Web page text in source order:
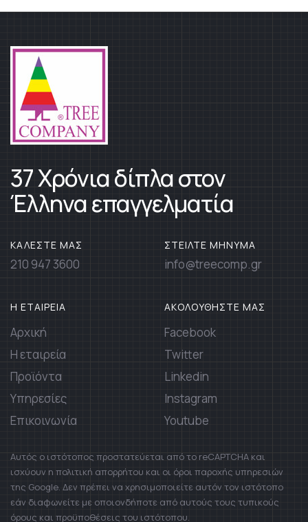
37 Χρόνια δίπλα στον
Έλληνα επαγγελματία
ΚΑΛΕΣΤΕ ΜΑΣ
210 947 3600
ΣΤΕΙΛΤΕ ΜΗΝΥΜΑ
info@treecomp.gr
Η ΕΤΑΙΡΕΙΑ
Αρχική
Η εταιρεία
Προϊόντα
Υπηρεσίες
Επικοινωνία
ΑΚΟΛΟΥΘΗΣΤΕ ΜΑΣ
Facebook
Twitter
Linkedin
Instagram
Youtube
Αυτός ο ιστότοπος προστατεύεται από το reCAPTCHA και
ισχύουν η πολιτική απορρήτου και οι όροι παροχής υπηρεσιών
της Google. Δεν πρέπει να χρησιμοποιείτε αυτόν τον ιστότοπο
εάν διαφωνείτε με οποιονδήποτε από αυτούς τους τυπικούς
όρους και προϋποθέσεις του ιστότοπου.